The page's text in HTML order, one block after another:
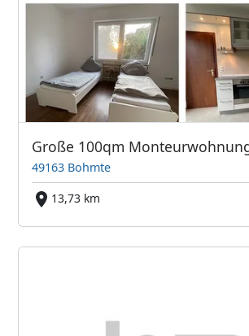
Große 100qm
49163 Bohmte
13,73 km